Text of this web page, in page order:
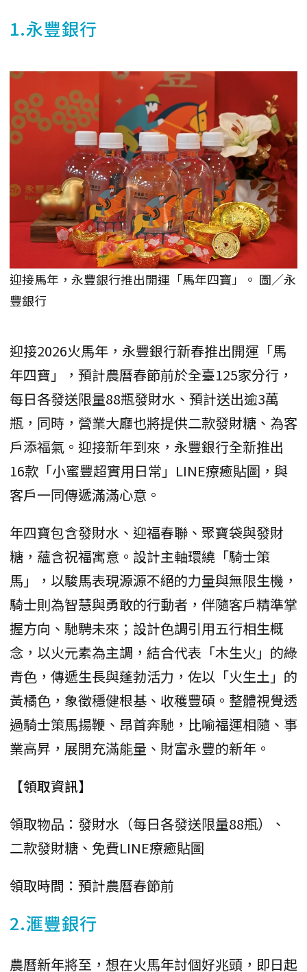
1.永豐銀行
迎接馬年，永豐銀行推出開運「馬年四寶」。 圖／永
豐銀行
迎接2026火馬年，永豐銀行新春推出開運「馬
年四寶」，預計農曆春節前於全臺125家分行，
每日各發送限量88瓶發財水、預計送出逾3萬
瓶，同時，營業大廳也將提供二款發財糖、為客
戶添福氣。迎接新年到來，永豐銀行全新推出
16款「小蜜豐超實用日常」LINE療癒貼圖，與
客戶一同傳遞滿滿心意。
年四寶包含發財水、迎福春聯、聚寶袋與發財
糖，蘊含祝福寓意。設計主軸環繞「騎士策
馬」，以駿馬表現源源不絕的力量與無限生機，
騎士則為智慧與勇敢的行動者，伴隨客戶精準掌
握方向、馳騁未來；設計色調引用五行相生概
念，以火元素為主調，結合代表「木生火」的綠
青色，傳遞生長與蓬勃活力，佐以「火生土」的
黃橘色，象徵穩健根基、收穫豐碩。整體視覺透
過騎士策馬揚鞭、昂首奔馳，比喻福運相隨、事
業高昇，展開充滿能量、財富永豐的新年。
【領取資訊】
領取物品：發財水（每日各發送限量88瓶）、
二款發財糖、免費LINE療癒貼圖
領取時間：預計農曆春節前
2.滙豐銀行
農曆新年將至，想在火馬年討個好兆頭，即日起